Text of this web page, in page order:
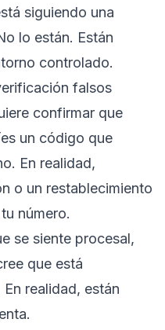
siguiendo una
lo están. Están
controlado.
falsos
confirmar que
un código que
En realidad,
o un restablecimiento
número.
se siente procesal,
que está
realidad, están